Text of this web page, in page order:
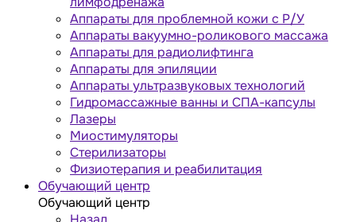
Аппараты для проблемной кожи с Р/У
Аппараты вакуумно-роликового массажа
Аппараты для радиолифтинга
Аппараты для эпиляции
Аппараты ультразвуковых технологий
Гидромассажные ванны и СПА-капсулы
Лазеры
Миостимуляторы
Стерилизаторы
Физиотерапия и реабилитация
Обучающий центр
Обучающий центр